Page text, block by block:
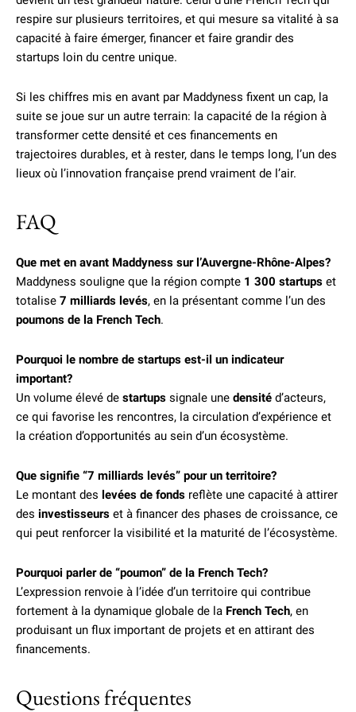
respire sur plusieurs territoires, et qui mesure sa vitalité à sa
capacité à faire émerger, financer et faire grandir des
startups loin du centre unique.
Si les chiffres mis en avant par Maddyness fixent un cap, la
suite se joue sur un autre terrain: la capacité de la région à
transformer cette densité et ces financements en
trajectoires durables, et à rester, dans le temps long, l’un des
lieux où l’innovation française prend vraiment de l’air.
FAQ
Que met en avant Maddyness sur l’Auvergne-Rhône-Alpes?
Maddyness souligne que la région compte 1 300 startups et
totalise 7 milliards levés, en la présentant comme l’un des
poumons de la French Tech.
Pourquoi le nombre de startups est-il un indicateur
important?
Un volume élevé de startups signale une densité d’acteurs,
ce qui favorise les rencontres, la circulation d’expérience et
la création d’opportunités au sein d’un écosystème.
Que signifie “7 milliards levés” pour un territoire?
Le montant des levées de fonds reflète une capacité à attirer
des investisseurs et à financer des phases de croissance, ce
qui peut renforcer la visibilité et la maturité de l’écosystème.
Pourquoi parler de “poumon” de la French Tech?
L’expression renvoie à l’idée d’un territoire qui contribue
fortement à la dynamique globale de la French Tech, en
produisant un flux important de projets et en attirant des
financements.
Questions fréquentes